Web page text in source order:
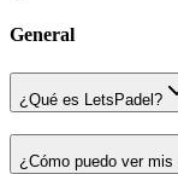
General
¿Qué es LetsPadel?
¿Cómo puedo ver mis